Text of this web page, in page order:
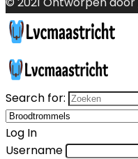
Search for:
Log In
Username